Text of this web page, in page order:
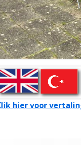
hier voor